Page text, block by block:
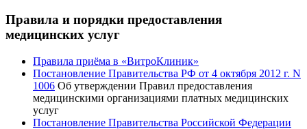
Правила и порядки предоставления
медицинских услуг
Правила приёма в «ВитроКлиник»
Постановление Правительства РФ от 4 октября 2012 г. N
1006 Об утверждении Правил предоставления
медицинскими организациями платных медицинских
услуг
Постановление Правительства Российской Федерации